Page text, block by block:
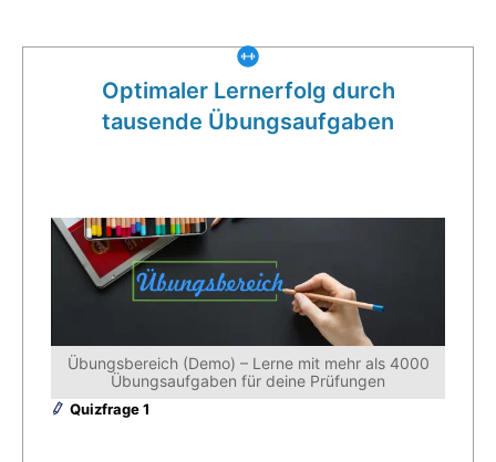
Optimaler Lernerfolg durch
tausende Übungsaufgaben
Übungsbereich (Demo) – Lerne mit mehr als 4000
Übungsaufgaben für deine Prüfungen
Quizfrage 1